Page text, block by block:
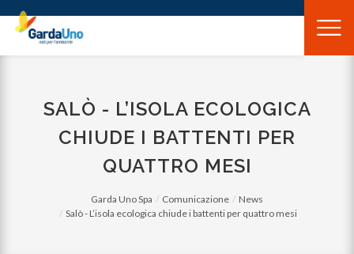
Gardauno
Spa
SALÒ - L’ISOLA ECOLOGICA
CHIUDE I BATTENTI PER
QUATTRO MESI
Garda Uno Spa Comunicazione
News
Salò - L’isola ecologica chiude i battenti per quattro mesi